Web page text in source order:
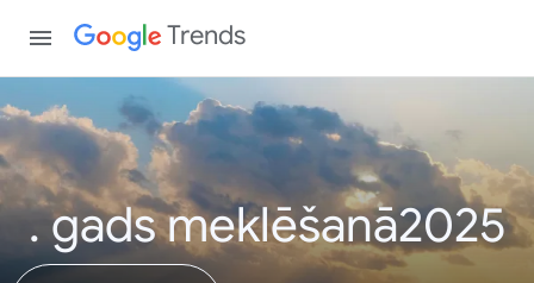
Trends
. gads meklēšanā2025